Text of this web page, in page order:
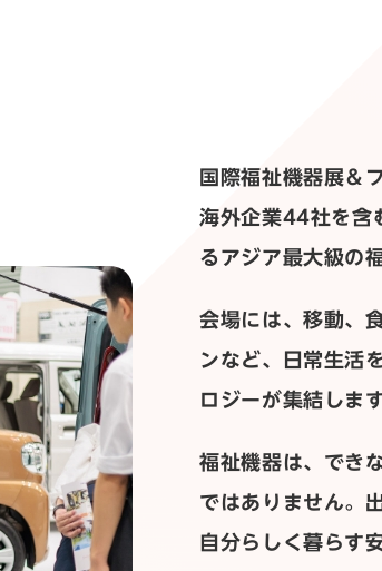
国際福祉機器展＆
海外企業44社を含
るアジア最大級の
会場には、移動、
ンなど、日常生活
ロジーが集結しま
福祉機器は、でき
ではありません。
自分らしく暮らす